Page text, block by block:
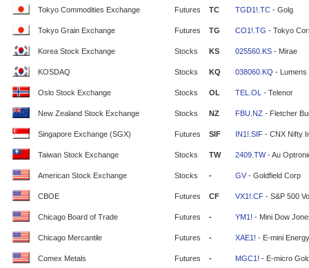
Tokyo Commodities Exchange Futures TC TGD1!.TC - Golg
Tokyo Grain Exchange Futures TG CO1!.TG - Tokyo
Korea Stock Exchange Stocks KS 025560.KS - Mirae
KOSDAQ Stocks KQ 038060.KQ - Lumens
Oslo Stock Exchange Stocks OL TEL.OL - Telenor
New Zealand Stock Exchange Stocks NZ FBU.NZ - Fletcher
Singapore Exchange (SGX) Futures SIF IN1!.SIF - CNX Nifty
Taiwan Stock Exchange Stocks TW 2409.TW- Au
American Stock Exchange Stocks - GV - Goldfield Corp
CBOE Futures CF VX1!.CF - S&P 500
Chicago Board of Trade Futures - YM1! - Mini Dow
Chicago Mercantile Futures - XAE1! - E-mini
Comex Metals Futures - MGC1! - E-micro